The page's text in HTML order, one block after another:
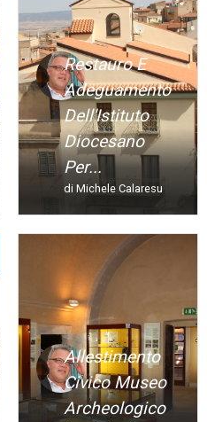
Restauro E
Adeguamento
Dell'Istituto
Diocesano
Per...
di Michele Calaresu
Allestimento
Civico Museo
Archeologico